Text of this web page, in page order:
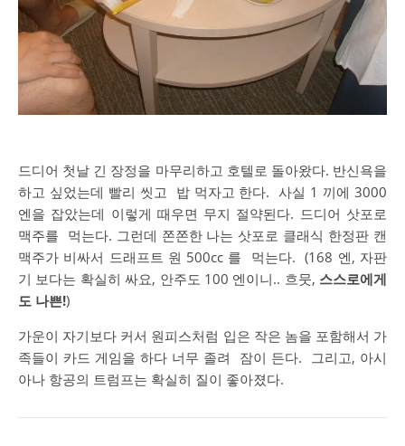
드디어 첫날 긴 장정을 마무리하고 호텔로 돌아왔다. 반신욕을
하고 싶었는데 빨리 씻고 밥 먹자고 한다.사실 1 끼에 3000
엔을 잡았는데 이렇게 때우면 무지 절약된다. 드디어 삿포로
맥주를 먹는다. 그런데 쫀쫀한 나는 삿포로 클래식 한정판 캔
맥주가 비싸서 드래프트 원 500cc 를 먹는다.(168 엔, 자판
기 보다는 확실히 싸요, 안주도 100 엔이니.. 흐뭇, 스스로에게
도 나쁜!)
가운이 자기보다 커서 원피스처럼 입은 작은 놈을 포함해서 가
족들이 카드 게임을 하다 너무 졸려 잠이 든다. 그리고, 아시
아나 항공의 트럼프는 확실히 질이 좋아졌다.